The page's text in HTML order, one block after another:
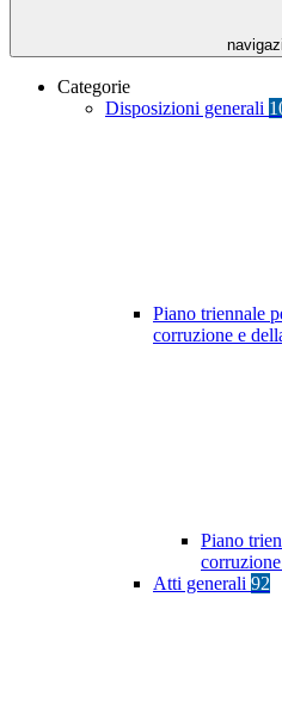
Categorie
Disposizioni generali
Piano triennale
corruzione e
Piano
Atti generali 92